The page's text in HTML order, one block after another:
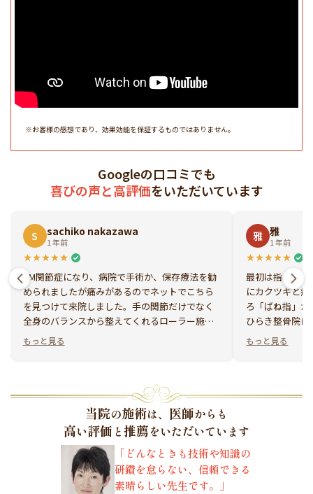
※お客様の感想であり、効果効能を保証するものではありません。
Googleの口コミでも
喜びの声と高評価をいただいています
S sachiko nakazawa
1 年前
CM関節症になり、病院で手術か、保存療法を勧
められましたが痛みがあるのでネットでこちら
を見つけて来院しました。手の関節だけでなく
全身のバランスから整えてくれるローラー施術
でほぼ改善しました。姿勢も良くなり、関節の
痛みもなくなりました。先生はとても優しくて
もっと見る
雅 雅
1 年前
最初は指と足
にカクツキと
ろ「ばね指」
ひらき整骨院
身になって話
っかりしてい
まなくなり、
実感していま
もっと見る
当院の施術は、 医師からも
高い評価 と推薦をいただいています
「どんなときも技術や知識の
研鑽を怠らない、信頼できる
素晴らしい先生です。」